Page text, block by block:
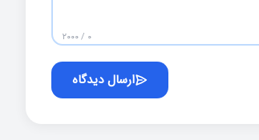
۰ / ۲۰۰۰
ارسال دیدگاه